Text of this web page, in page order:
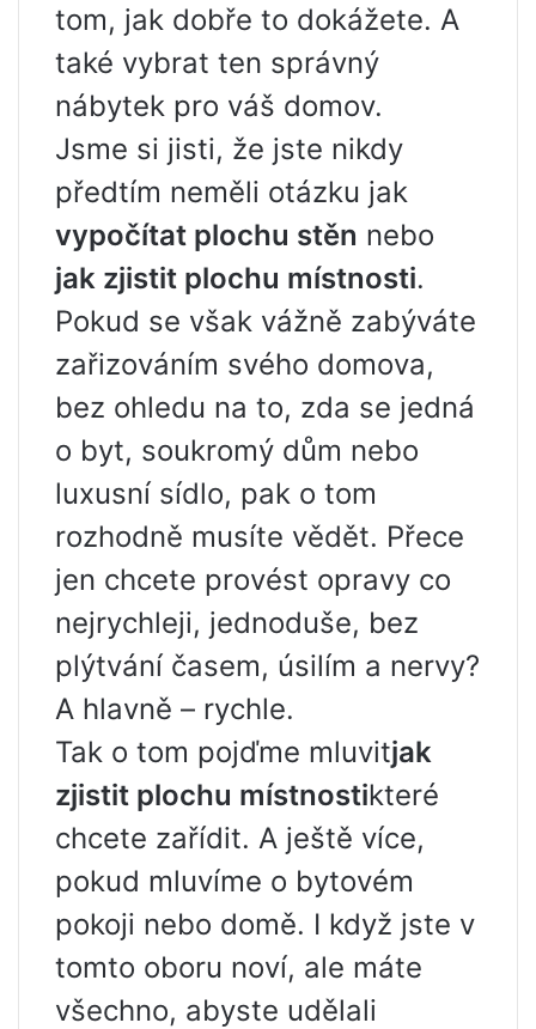
tom, jak dobře to dokážete. A
také vybrat ten správný
nábytek pro váš domov.
Jsme si jisti, že jste nikdy
předtím neměli otázku jak
vypočítat plochu stěn nebo
jak zjistit plochu místnosti.
Pokud se však vážně zabýváte
zařizováním svého domova,
bez ohledu na to, zda se jedná
o byt, soukromý dům nebo
luxusní sídlo, pak o tom
rozhodně musíte vědět. Přece
jen chcete provést opravy co
nejrychleji, jednoduše, bez
plýtvání časem, úsilím a nervy?
A hlavně – rychle.
Tak o tom pojďme mluvitjak
zjistit plochu místnostikteré
chcete zařídit. A ještě více,
pokud mluvíme o bytovém
pokoji nebo domě. I když jste v
tomto oboru noví, ale máte
všechno, abyste udělali